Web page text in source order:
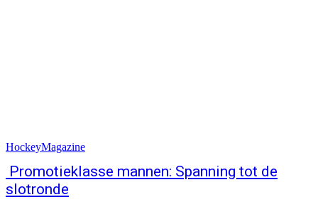
HockeyMagazine
Promotieklasse mannen: Spanning tot de
slotronde